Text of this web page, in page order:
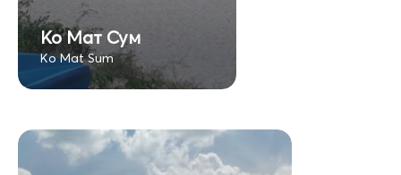
Ко Мат Сум
Ko Mat Sum